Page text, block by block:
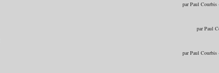
par Paul Courbis
par Paul
par Paul Courbis